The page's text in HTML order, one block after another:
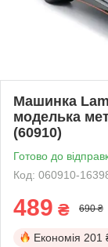
Машинка
моделька
(60910)
Готово до
Код: 060910-
489 ₴ 690 ₴
Економія 201